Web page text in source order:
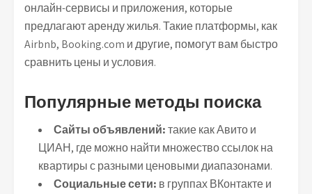
онлайн-сервисы и приложения, которые
предлагают аренду жилья. Такие платформы, как
Airbnb, Booking.com и другие, помогут вам быстро
сравнить цены и условия.
Популярные методы поиска
Сайты объявлений:такие как Авито и
ЦИАН, где можно найти множество ссылок на
квартиры с разными ценовыми диапазонами.
Социальные сети: в группах ВКонтакте и